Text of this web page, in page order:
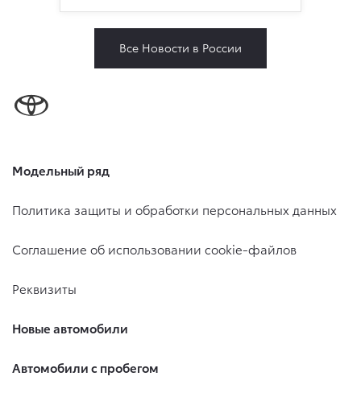
Все Новости в России
Модельный ряд
Политика защиты и обработки персональных данных
Соглашение об использовании cookie-файлов
Реквизиты
Новые автомобили
Автомобили с пробегом